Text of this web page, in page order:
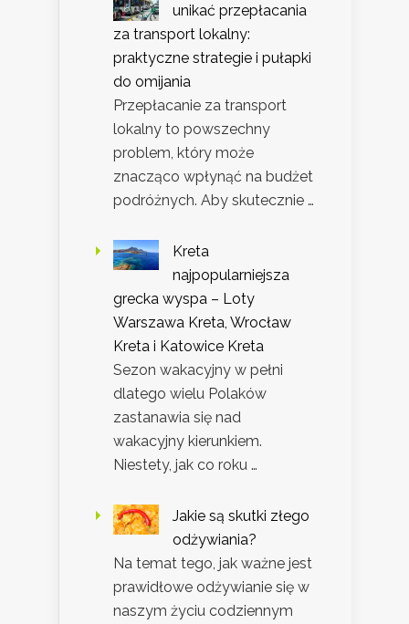
unikać przepłacania
za transport lokalny:
praktyczne strategie i pułapki
do omijania
Przepłacanie za transport
lokalny to powszechny
problem, który może
znacząco wpłynąć na budżet
podróżnych. Aby skutecznie …
Kreta
najpopularniejsza
grecka wyspa – Loty
Warszawa Kreta, Wrocław
Kreta i Katowice Kreta
Sezon wakacyjny w pełni
dlatego wielu Polaków
zastanawia się nad
wakacyjny kierunkiem.
Niestety, jak co roku …
Jakie są skutki złego
odżywiania?
Na temat tego, jak ważne jest
prawidłowe odżywianie się w
naszym życiu codziennym